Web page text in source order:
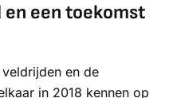
en een toekomst
en de
in 2018 kennen op